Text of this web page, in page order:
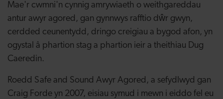
Mae'r cwmni'n cynnig amrywiaeth o weithgareddau
antur awyr agored, gan gynnwys rafftio dŵr gwyn,
cerdded ceunentydd, dringo creigiau a bygod afon, yn
ogystal â phartion stag a phartion ieir a theithiau Dug
Caeredin.
Roedd Safe and Sound Awyr Agored, a sefydlwyd gan
Craig Forde yn 2007, eisiau symud i mewn i eiddo fel eu